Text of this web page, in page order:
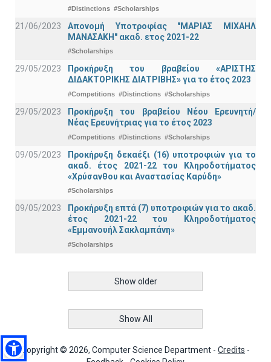
#Distinctions #Scholarships
21/06/2023
Απονομή Υποτροφίας "ΜΑΡΙΑΣ ΜΙΧΑΗΛ
ΜΑΝΑΣΑΚΗ" ακαδ. ετος 2021-22
#Scholarships
29/05/2023
Προκήρυξη του βραβείου «ΑΡΙΣΤΗΣ
ΔΙΔΑΚΤΟΡΙΚΗΣ ΔΙΑΤΡΙΒΗΣ» για το έτος 2023
#Competitions #Distinctions #Scholarships
29/05/2023
Προκήρυξη του βραβείου Νέου Ερευνητή/
Νέας Ερευνήτριας για το έτος 2023
#Competitions #Distinctions #Scholarships
09/05/2023
Προκήρυξη δεκαέξι (16) υποτροφιών για το
ακαδ. έτος 2021-22 του Κληροδοτήματος
«Χρύσανθου και Αναστασίας Καρύδη»
#Scholarships
09/05/2023
Προκήρυξη επτά (7) υποτροφιών για το ακαδ.
έτος 2021-22 του Κληροδοτήματος
«Εμμανουήλ Σακλαμπάνη»
#Scholarships
Show older
Show All
Copyright © 2026, Computer Science Department - Credits -